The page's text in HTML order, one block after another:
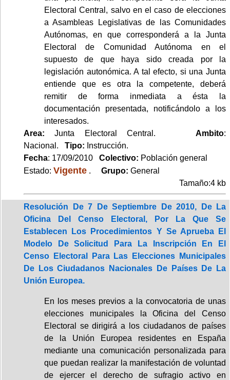
Electoral Central, salvo en el caso de elecciones
a Asambleas Legislativas de las Comunidades
Autónomas, en que corresponderá a la Junta
Electoral de Comunidad Autónoma en el
supuesto de que haya sido creada por la
legislación autonómica. A tal efecto, si una Junta
entiende que es otra la competente, deberá
remitir de forma inmediata a ésta la
documentación presentada, notificándolo a los
interesados.
Area: Junta Electoral Central. Ambito:
Nacional. Tipo: Instrucción.
Fecha: 17/09/2010 Colectivo: Población general
Estado: Vigente . Grupo: General
Tamaño:4 kb
Resolución De 7 De Septiembre De 2010, De La
Oficina Del Censo Electoral, Por La Que Se
Establecen Los Procedimientos Y Se Aprueba El
Modelo De Solicitud Para La Inscripción En El
Censo Electoral Para Las Elecciones Municipales
De Los Ciudadanos Nacionales De Países De La
Unión Europea.
En los meses previos a la convocatoria de unas
elecciones municipales la Oficina del Censo
Electoral se dirigirá a los ciudadanos de países
de la Unión Europea residentes en España
mediante una comunicación personalizada para
que puedan realizar la manifestación de voluntad
de ejercer el derecho de sufragio activo en